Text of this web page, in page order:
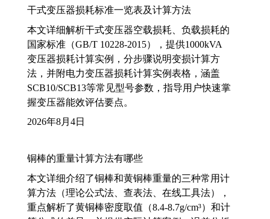
干式变压器损耗标准一览表及计算方法
本文详细解析干式变压器空载损耗、负载损耗的
国家标准（GB/T 10228-2015），提供1000kVA
变压器损耗计算实例，分步骤说明变损计算方
法，并附电力变压器损耗计算实例表格，涵盖
SCB10/SCB13等常见型号参数，指导用户快速掌
握变压器能效评估要点。
2026年8月4日
铜棒的重量计算方法有哪些
本文详细介绍了铜棒和黄铜棒重量的三种常用计
算方法（理论公式法、查表法、在线工具法），
重点解析了黄铜棒密度取值（8.4-8.7g/cm³）和计